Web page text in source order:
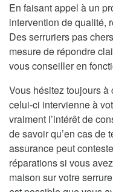
En faisant appel à un
intervention de qualité,
Des serruriers pas
mesure de répondre
vous conseiller en
Vous hésitez toujours
celui-ci intervienne à
vraiment l’intérêt de
de savoir qu’en cas de
assurance peut
réparations si vous
maison sur votre